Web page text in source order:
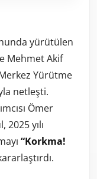
yürütülen
Mehmet Akif
Merkez Yürütme
netleşti.
Ömer
2025 yılı
“Korkma!